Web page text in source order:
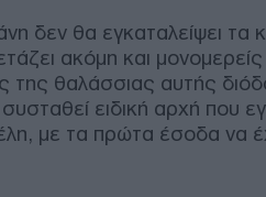
δεν θα εγκαταλείψει τα
ακόμη και μονομερείς
της θαλάσσιας αυτής
ειδική αρχή που
με τα πρώτα έσοδα να